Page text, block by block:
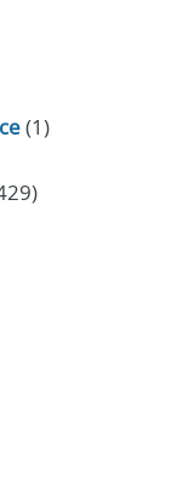
(1)